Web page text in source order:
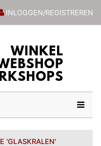
INLOGGEN/REGISTREREN
'GLASKRALEN'